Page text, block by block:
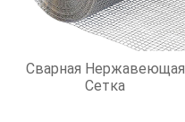
Сварная Нержавеющая
Сетка